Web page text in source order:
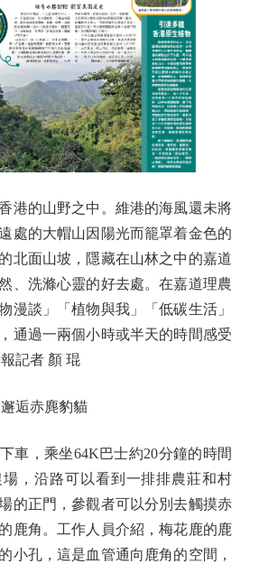
的山野之中。維港的海風還未將
處的大帽山因陽光而籠罩着金色的
北面山坡，隱藏在山林之中的嘉道
、洗滌心靈的好去處。在嘉道理農
漫談」「植物與我」「低碳生活」
通過一兩個小時或半天的時間感受
記者 顏 琨
逅赤麂豹貓
，乘坐64K巴士約20分鐘的時間
，沿路可以看到一排排農莊和村
的正門，參觀者可以分別去觸摸赤
鹿角。工作人員介紹，梅花鹿的鹿
小孔，這是血管通向鹿角的空間，